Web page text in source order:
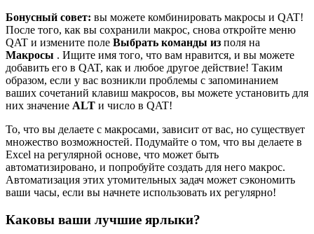
Бонусный совет: вы можете комбинировать макросы и QAT!
После того, как вы сохранили макрос, снова откройте меню
QAT и измените поле Выбрать команды из поля на
Макросы . Ищите имя того, что вам нравится, и вы можете
добавить его в QAT, как и любое другое действие! Таким
образом, если у вас возникли проблемы с запоминанием
ваших сочетаний клавиш макросов, вы можете установить для
них значение ALT и число в QAT!
То, что вы делаете с макросами, зависит от вас, но существует
множество возможностей. Подумайте о том, что вы делаете в
Excel на регулярной основе, что может быть
автоматизировано, и попробуйте создать для него макрос.
Автоматизация этих утомительных задач может сэкономить
ваши часы, если вы начнете использовать их регулярно!
Каковы ваши лучшие ярлыки?